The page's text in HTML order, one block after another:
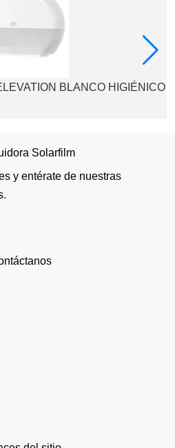
BLANCO HIGIÉNICO
Solarfilm
y entérate de nuestras